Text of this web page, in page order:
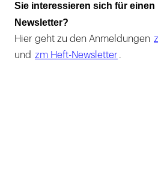
Sie interessieren sich für einen
Newsletter?
Hier geht zu den Anmeldungen
und zm Heft-Newsletter .